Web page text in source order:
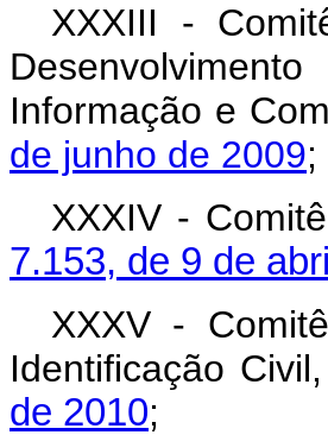
XXXIII -
Informação e
de junho de 2009;
XXXIV -
7.153, de 9 de
XXXV -
Identificação
de 2010;